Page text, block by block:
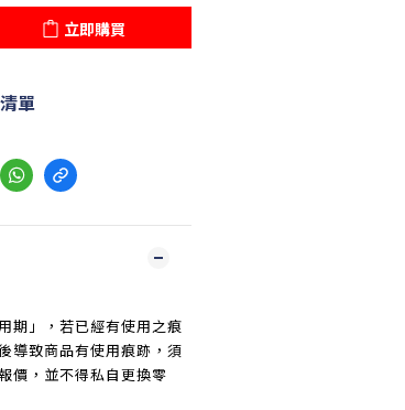
立即購買
單
期」，若已經有使用之痕
導致商品有使用痕跡，須
價，並不得私自更換零